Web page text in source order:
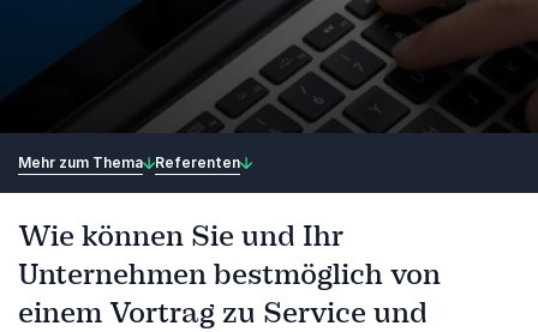
Mehr zum Thema Referenten
Wie können Sie und Ihr
Unternehmen bestmöglich von
einem Vortrag zu Service und